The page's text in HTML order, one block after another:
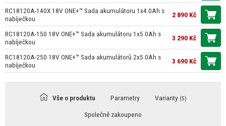
RC18120A-140X 18V ONE+™ Sada akumulátoru 1x4.0Ah s
nabíječkou
2 890 Kč
RC18120A-150 18V ONE+™ Sada akumulátoru 1x5.0Ah s
nabíječkou
3 290 Kč
RC18120A-250 18V ONE+™ Sada akumulátorů 2x5.0Ah s
nabíječkou
3 690 Kč
Vše o produktu Parametry Varianty (5)
Společně zakoupeno